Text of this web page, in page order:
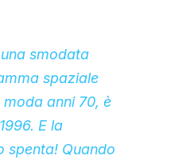
smodata
spaziale
anni 70, è
E la
spenta! Quando